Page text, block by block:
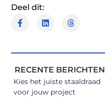
Deel dit:
RECENTE BERICHTEN
Kies het juiste staaldraad
voor jouw project